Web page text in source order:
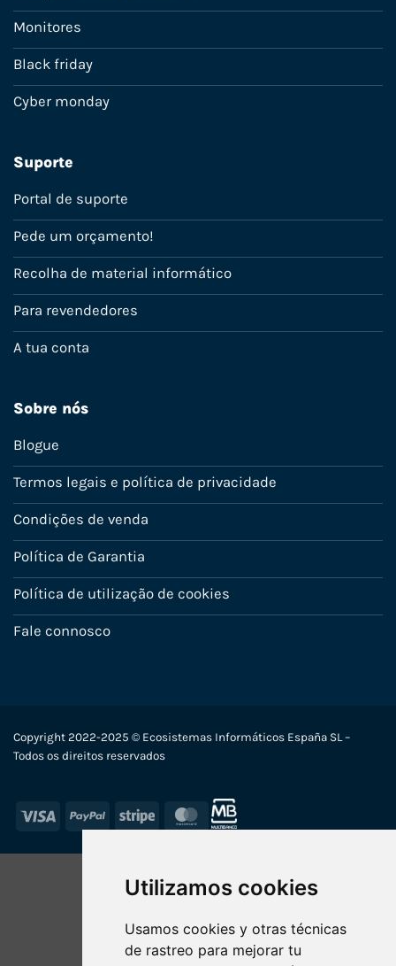
Utilizamos cookies
Usamos cookies y otras técnicas
de rastreo para mejorar tu
Monitores
Black friday
Cyber monday
Suporte
Portal de suporte
Pede um orçamento!
Recolha de material informático
Para revendedores
A tua conta
Sobre nós
Blogue
Termos legais e política de privacidade
Condições de venda
Política de Garantia
Política de utilização de cookies
Fale connosco
Copyright 2022-2025 © Ecosistemas Informáticos España SL –
Todos os direitos reservados
Visa PayPal Stripe MasterCard